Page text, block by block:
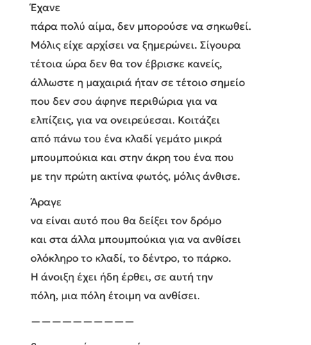
Έχανε
πάρα πολύ αίμα, δεν μπορούσε να σηκωθεί.
Μόλις είχε αρχίσει να ξημερώνει. Σίγουρα
τέτοια ώρα δεν θα τον έβρισκε κανείς,
άλλωστε η μαχαιριά ήταν σε τέτοιο σημείο
που δεν σου άφηνε περιθώρια για να
ελπίζεις, για να ονειρεύεσαι. Κοιτάζει
από πάνω του ένα κλαδί γεμάτο μικρά
μπουμπούκια και στην άκρη του ένα που
με την πρώτη ακτίνα φωτός, μόλις άνθισε.
Άραγε
να είναι αυτό που θα δείξει τον δρόμο
και στα άλλα μπουμπούκια για να ανθίσει
ολόκληρο το κλαδί, το δέντρο, το πάρκο.
Η άνοιξη έχει ήδη έρθει, σε αυτή την
πόλη, μια πόλη έτοιμη να ανθίσει.
——————————